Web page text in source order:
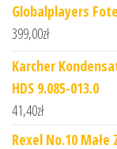
Globalplayers
399,00zł
Karcher
HDS 9.085-013.0
41,40zł
Rexel No.10